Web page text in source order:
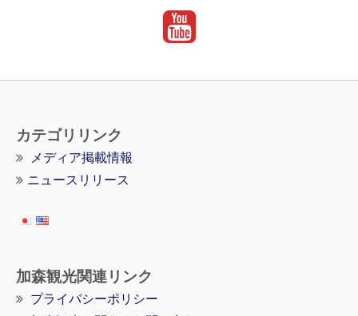
カテゴリリンク
メディア掲載情報
ニュースリリース
加森観光関連リンク
プライバシーポリシー